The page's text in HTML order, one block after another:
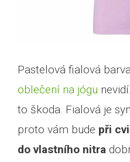
Pastelová fialová
oblečení na jógu
to škoda. Fialová je
proto vám bude při
do vlastního nitra